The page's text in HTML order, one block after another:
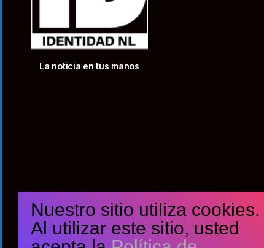
La noticia en tus manos
Nuestro sitio utiliza cookies.
Al utilizar este sitio, usted